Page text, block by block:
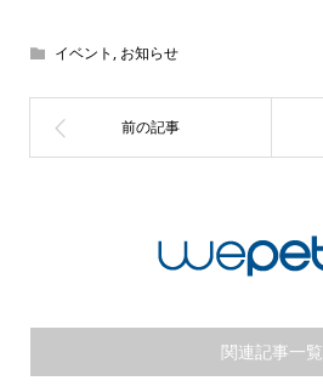
イベント , お知らせ
関連記事一覧